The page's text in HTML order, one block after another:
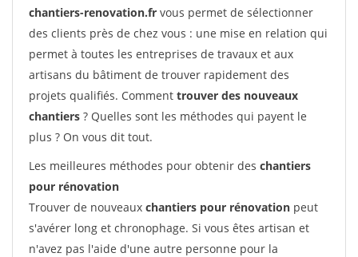
chantiers-renovation.fr vous permet de sélectionner
des clients près de chez vous : une mise en relation qui
permet à toutes les entreprises de travaux et aux
artisans du bâtiment de trouver rapidement des
projets qualifiés. Comment trouver des nouveaux
chantiers ? Quelles sont les méthodes qui payent le
plus ? On vous dit tout.
Les meilleures méthodes pour obtenir des chantiers
pour rénovation
Trouver de nouveaux chantiers pour rénovation peut
s'avérer long et chronophage. Si vous êtes artisan et
n'avez pas l'aide d'une autre personne pour la